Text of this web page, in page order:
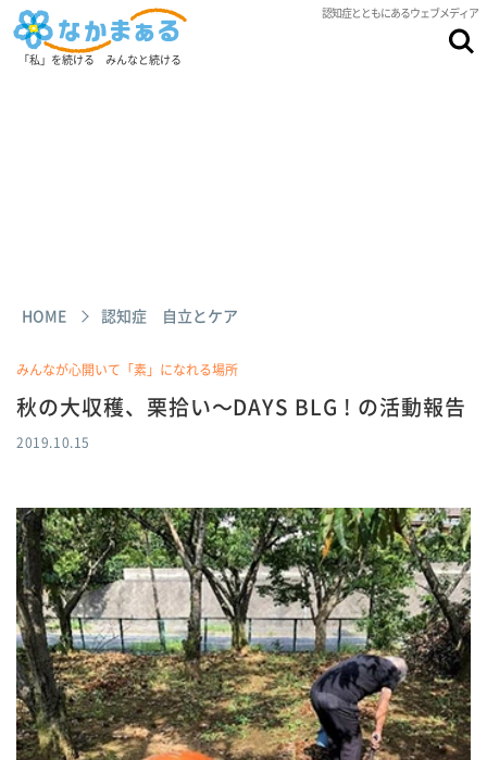
認知症とともにあるウェブメディア
「私」を続ける みんなと続ける
HOME 認知症 自立とケア
みんなが心開いて「素」になれる場所
秋の大収穫、栗拾い～DAYS BLG ! の活動報告
2019.10.15